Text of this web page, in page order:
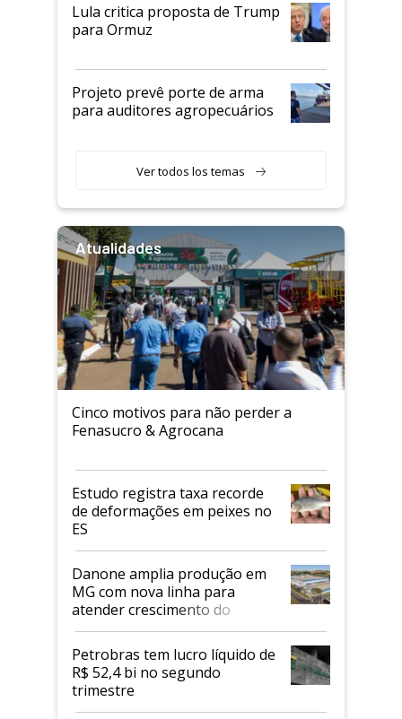
Lula critica proposta de Trump
para Ormuz
Projeto prevê porte de arma
para auditores agropecuários
Ver todos los temas
Atualidades
Cinco motivos para não perder a
Fenasucro & Agrocana
Estudo registra taxa recorde
de deformações em peixes no
ES
Danone amplia produção em
MG com nova linha para
atender crescimento do
mercado de alimentos
proteicos
Petrobras tem lucro líquido de
R$ 52,4 bi no segundo
trimestre